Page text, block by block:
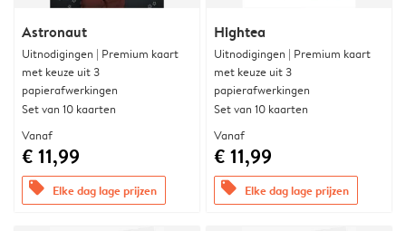
Astronaut
Uitnodigingen | Premium kaart
met keuze uit 3
papierafwerkingen
Set van 10 kaarten
Vanaf
€ 11,99
offers Elke dag lage prijzen
Hightea
Uitnodigingen | Premium kaart
met keuze uit 3
papierafwerkingen
Set van 10 kaarten
Vanaf
€ 11,99
offers Elke dag lage prijzen